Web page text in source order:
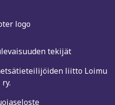
tekijät
liitto Loimu
ry.